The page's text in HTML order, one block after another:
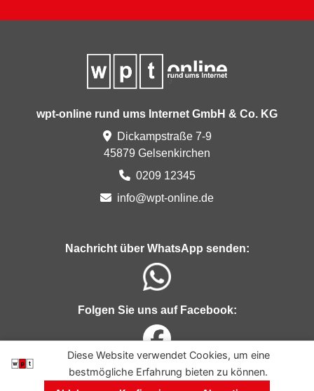
wpt-online rund ums Internet GmbH & Co. KG
Dickampstraße 7-9
45879 Gelsenkirchen
0209 12345
info@wpt-on line.de
Nachricht über WhatsApp senden:
Folgen Sie uns auf Facebook:
Diese Website verwendet Cookies, um eine
bestmögliche Erfahrung bieten zu können.